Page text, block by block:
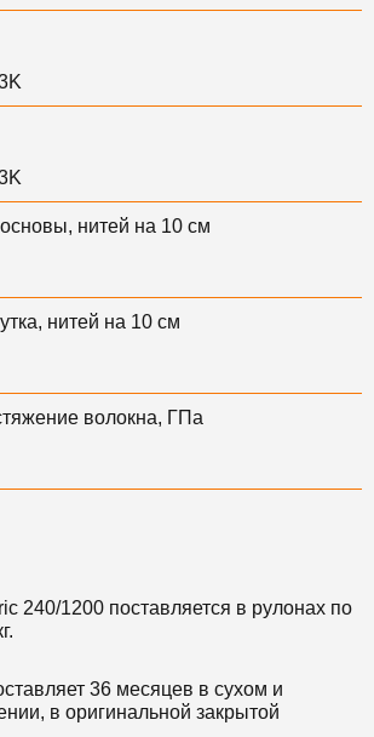
нитей на 10 см
нитей на 10 см
волокна, ГПа
240/1200 поставляется в рулонах по
36 месяцев в сухом и
в оригинальной закрытой